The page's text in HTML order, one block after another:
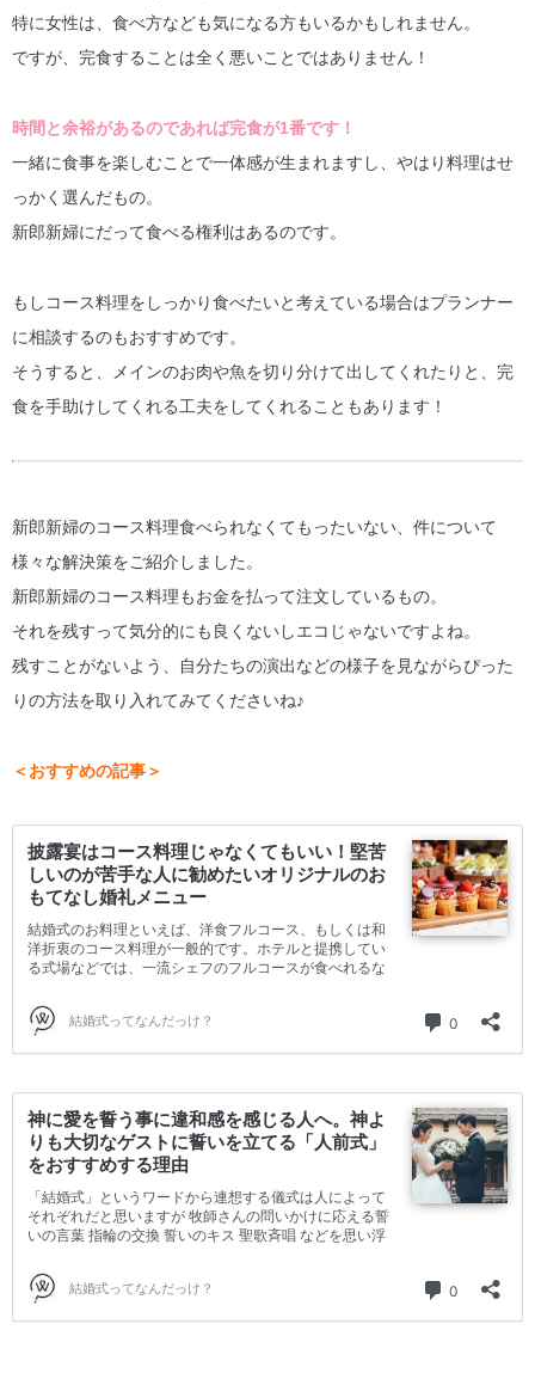
特に女性は、食べ方なども気になる方もいるかもしれません。
ですが、完食することは全く悪いことではありません！
時間と余裕があるのであれば完食が1番です！
一緒に食事を楽しむことで一体感が生まれますし、やはり料理はせ
っかく選んだもの。
新郎新婦にだって食べる権利はあるのです。
もしコース料理をしっかり食べたいと考えている場合はプランナー
に相談するのもおすすめです。
そうすると、メインのお肉や魚を切り分けて出してくれたりと、完
食を手助けしてくれる工夫をしてくれることもあります！
新郎新婦のコース料理食べられなくてもったいない、件について
様々な解決策をご紹介しました。
新郎新婦のコース料理もお金を払って注文しているもの。
それを残すって気分的にも良くないしエコじゃないですよね。
残すことがないよう、自分たちの演出などの様子を見ながらぴった
りの方法を取り入れてみてくださいね♪
＜おすすめの記事＞